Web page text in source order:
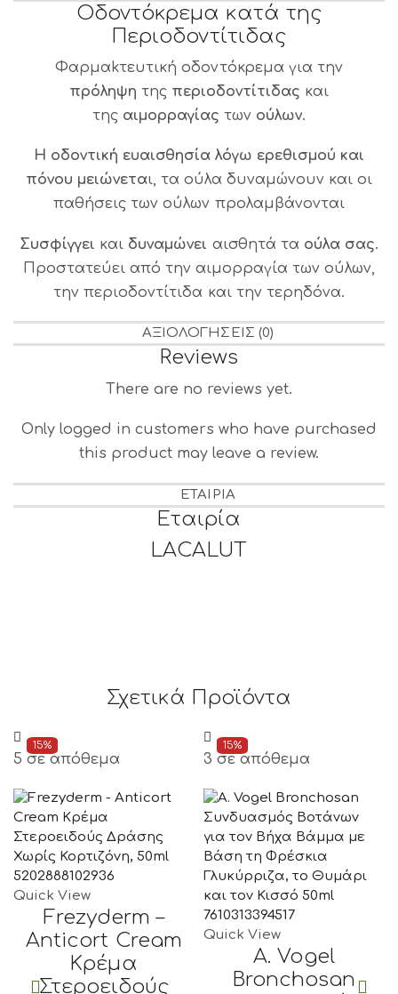
Οδοντόκρεμα κατά της
Περιοδοντίτιδας
Φαρμαkτευτική οδοντόκρεμα για την
πρόληψη της περιοδοντίτιδας και
της αιμορραγίαςτων ούλων.
Η οδοντική ευαισθησία λόγω ερεθισμού και
πόνου μειώνεται, τα ούλα δυναμώνουν και οι
παθήσεις των ούλων προλαμβάνονται
Συσφίγγει και δυναμώνει αισθητά τα ούλα σας.
Προστατεύει από την αιμορραγία των ούλων,
την περιοδοντίτιδα και την τερηδόνα.
ΑΞΙΟΛΟΓΉΣΕΙΣ (0)
Reviews
There are no reviews yet.
Only logged in customers who have purchased
this product may leave a review.
ΕΤΑΙΡΊΑ
Εταιρία
LACALUT
Σχετικά Προϊόντα
15%
5 σε απόθεμα
5202888102936
Quick View
Frezyderm –
Anticort Cream
Κρέμα
Στεροειδούς
15%
3 σε απόθεμα
7610313394517
Quick View
A. Vogel
Bronchosan